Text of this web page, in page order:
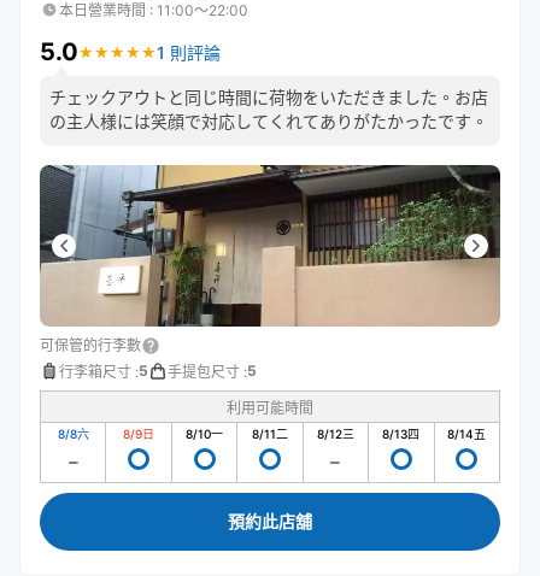
本日營業時間 : 11:00〜22:00
5.0★ ★ ★ ★ ★
★ ★ ★ ★ ★1 則評論
チェックアウトと同じ時間に荷物をいただきました。お店
の主人様には笑顔で対応してくれてありがたかったです。
可保管的行李數
行李箱尺寸 :5 手提包尺寸 :5
利用可能時間
8/8六 8/9日 8/10一 8/11二 8/12三 8/13四 8/14五
預約此店舖